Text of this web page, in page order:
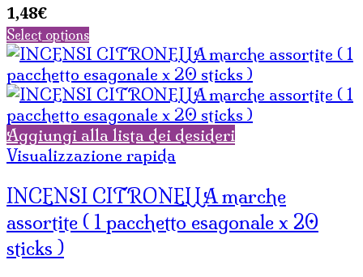
1,48€
Select options
Aggiungi alla lista dei desideri
Visualizzazione rapida
INCENSI CITRONELLA marche
assortite ( 1 pacchetto esagonale x 20
sticks )